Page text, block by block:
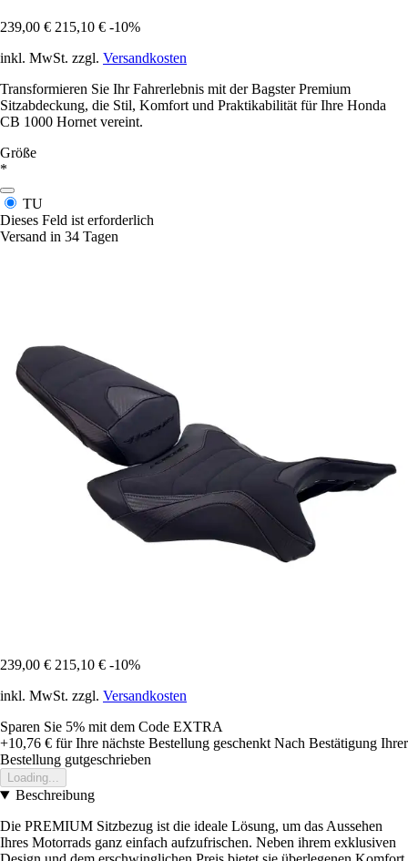
239,00 € 215,10 € -10%
inkl. MwSt. zzgl. Versandkosten
Transformieren Sie Ihr Fahrerlebnis mit der Bagster Premium
Sitzabdeckung, die Stil, Komfort und Praktikabilität für Ihre Honda
CB 1000 Hornet vereint.
Größe
*
TU
Dieses Feld ist erforderlich
Versand in 34 Tagen
239,00 € 215,10 € -10%
inkl. MwSt. zzgl. Versandkosten
Sparen Sie 5% mit dem Code EXTRA
+10,76 € für Ihre nächste Bestellung geschenkt Nach Bestätigung Ihrer
Bestellung gutgeschrieben
Loading...
Beschreibung
Die PREMIUM Sitzbezug ist die ideale Lösung, um das Aussehen
Ihres Motorrads ganz einfach aufzufrischen. Neben ihrem exklusiven